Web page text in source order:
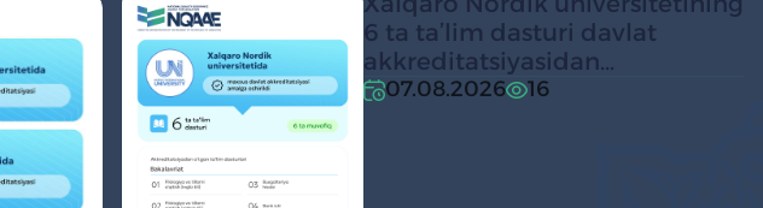
6 ta ta’lim dasturi davlat
akkreditatsiyasidan
muvaffaqiyatli o‘tdi
07.08.2026 16